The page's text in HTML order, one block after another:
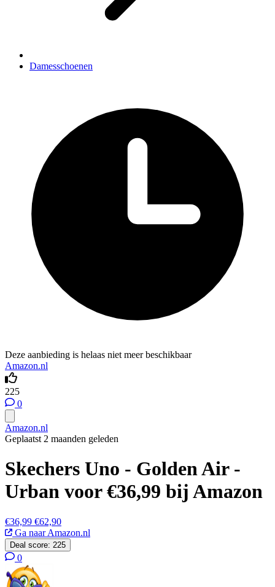
Damesschoenen
Deze aanbieding is helaas niet meer beschikbaar
Amazon.nl
225
0
Amazon.nl
Geplaatst 2 maanden geleden
Skechers Uno - Golden Air -
Urban voor €36,99 bij Amazon
€36,99 €62,90
Ga naar Amazon.nl
Deal score: 225
0